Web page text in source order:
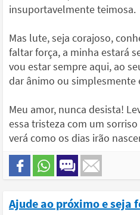
insuportavelmente teimosa.
Mas lute, seja corajoso,
faltar força, a minha estará
vou estar sempre aqui, ao
dar ânimo ou simplesmente
Meu amor, nunca desista!
essa tristeza com um
verá como os dias irão
Ajude ao próximo e seja